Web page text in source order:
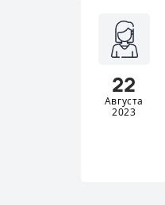
22
Августа
2023